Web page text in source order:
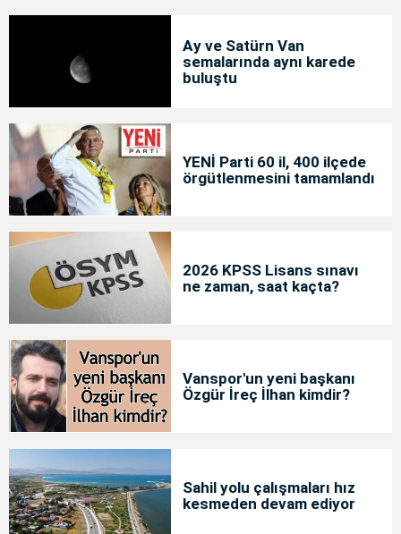
Ay ve Satürn Van
semalarında aynı karede
buluştu
YENİ Parti 60 il, 400 ilçede
örgütlenmesini tamamlandı
2026 KPSS Lisans sınavı
ne zaman, saat kaçta?
Vanspor'un yeni başkanı
Özgür İreç İlhan kimdir?
Sahil yolu çalışmaları hız
kesmeden devam ediyor